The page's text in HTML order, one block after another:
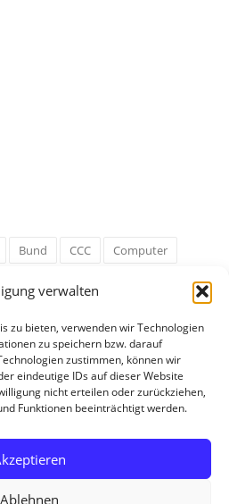
verwalten
zu bieten, verwenden wir Technologien
zu speichern bzw. darauf
zustimmen, können wir
eindeutige IDs auf dieser Website
nicht erteilen oder zurückziehen,
Funktionen beeinträchtigt werden.
Ablehnen
Bund CCC
Computer
HE ICE IE Internet
Software Mail Mann
PHP
Spiel Ticker
USA
WWW Youtube Zahl